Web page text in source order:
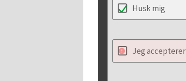
Husk mig
Jeg accepterer